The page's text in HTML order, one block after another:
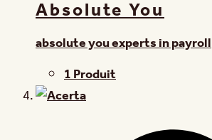
Absolute You
absolute you experts in payroll
1 Produit